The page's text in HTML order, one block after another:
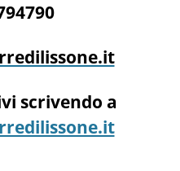
scrivendo a